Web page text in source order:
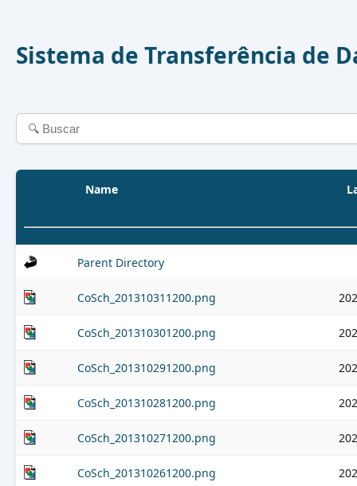
Sistema de Transferência de
Name
Parent Directory
CoSch_201310311200.png
CoSch_201310301200.png
CoSch_201310291200.png
CoSch_201310281200.png
CoSch_201310271200.png
CoSch_201310261200.png